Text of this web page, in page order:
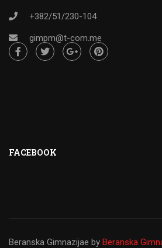
+382/51/230-104
gimpm@t-com.me
FACEBOOK
Beranska Gimnazijae by Beranska